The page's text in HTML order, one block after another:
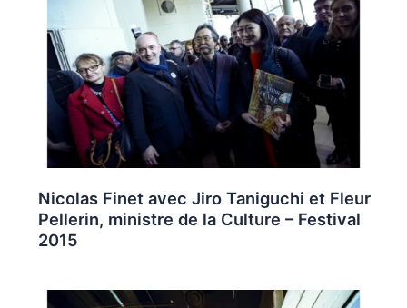
Nicolas Finet avec Jiro Taniguchi et Fleur
Pellerin, ministre de la Culture – Festival
2015